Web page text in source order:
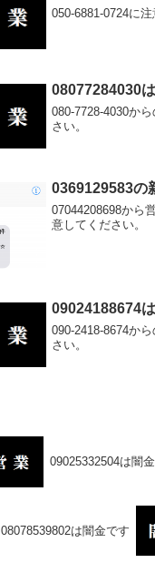
050-6881-0724に注
08077284030
080-7728-4030か
さい。
0369129583の
07044208698から
意してください。
09024188674
090-2418-8674か
さい。
09025332504は闇
08078539802は闇金です